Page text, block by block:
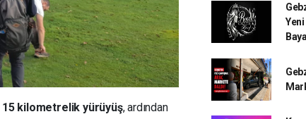
15 kilometrelik yürüyüş, ardından